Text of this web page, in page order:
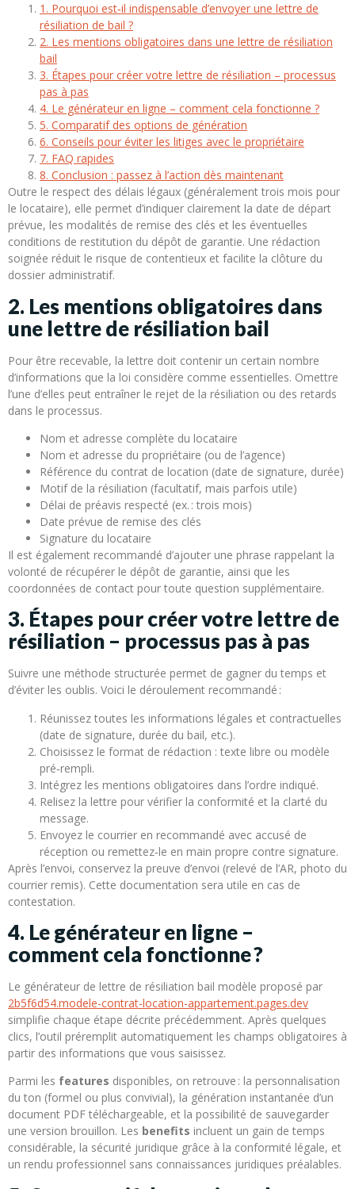
1. Pourquoi est‑il indispensable d’envoyer une lettre de
résiliation de bail ?
2. Les mentions obligatoires dans une lettre de résiliation
bail
3. Étapes pour créer votre lettre de résiliation – processus
pas à pas
4. Le générateur en ligne – comment cela fonctionne ?
5. Comparatif des options de génération
6. Conseils pour éviter les litiges avec le propriétaire
7. FAQ rapides
8. Conclusion : passez à l’action dès maintenant
Outre le respect des délais légaux (généralement trois mois pour
le locataire), elle permet d’indiquer clairement la date de départ
prévue, les modalités de remise des clés et les éventuelles
conditions de restitution du dépôt de garantie. Une rédaction
soignée réduit le risque de contentieux et facilite la clôture du
dossier administratif.
2. Les mentions obligatoires dans
une lettre de résiliation bail
Pour être recevable, la lettre doit contenir un certain nombre
d’informations que la loi considère comme essentielles. Omettre
l’une d’elles peut entraîner le rejet de la résiliation ou des retards
dans le processus.
Nom et adresse complète du locataire
Nom et adresse du propriétaire (ou de l’agence)
Référence du contrat de location (date de signature, durée)
Motif de la résiliation (facultatif, mais parfois utile)
Délai de préavis respecté (ex. : trois mois)
Date prévue de remise des clés
Signature du locataire
Il est également recommandé d’ajouter une phrase rappelant la
volonté de récupérer le dépôt de garantie, ainsi que les
coordonnées de contact pour toute question supplémentaire.
3. Étapes pour créer votre lettre de
résiliation – processus pas à pas
Suivre une méthode structurée permet de gagner du temps et
d’éviter les oublis. Voici le déroulement recommandé :
Réunissez toutes les informations légales et contractuelles
(date de signature, durée du bail, etc.).
Choisissez le format de rédaction : texte libre ou modèle
pré‑rempli.
Intégrez les mentions obligatoires dans l’ordre indiqué.
Relisez la lettre pour vérifier la conformité et la clarté du
message.
Envoyez le courrier en recommandé avec accusé de
réception ou remettez‑le en main propre contre signature.
Après l’envoi, conservez la preuve d’envoi (relevé de l’AR, photo du
courrier remis). Cette documentation sera utile en cas de
contestation.
4. Le générateur en ligne –
comment cela fonctionne ?
Le générateur de lettre de résiliation bail modèle proposé par
2b5f6d54.modele-contrat-location-appartement.pages.dev
simplifie chaque étape décrite précédemment. Après quelques
clics, l’outil préremplit automatiquement les champs obligatoires à
partir des informations que vous saisissez.
Parmi les features disponibles, on retrouve : la personnalisation
du ton (formel ou plus convivial), la génération instantanée d’un
document PDF téléchargeable, et la possibilité de sauvegarder
une version brouillon. Les benefits incluent un gain de temps
considérable, la sécurité juridique grâce à la conformité légale, et
un rendu professionnel sans connaissances juridiques préalables.